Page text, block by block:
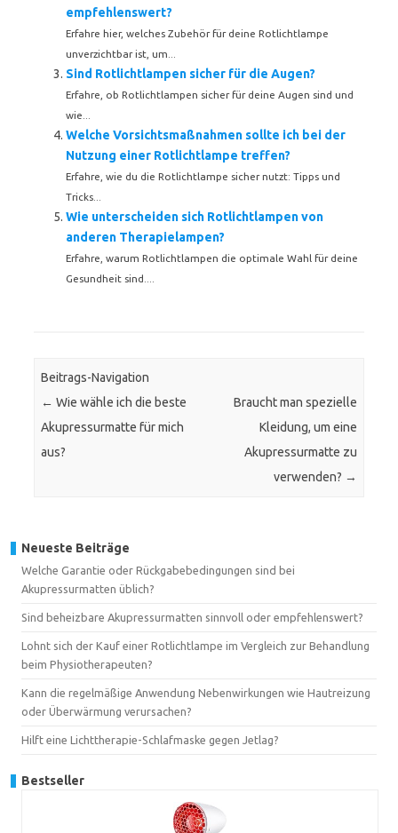
empfehlenswert?
Erfahre hier, welches Zubehör für deine Rotlichtlampe
unverzichtbar ist, um...
Sind Rotlichtlampen sicher für die Augen?
Erfahre, ob Rotlichtlampen sicher für deine Augen sind und
wie...
Welche Vorsichtsmaßnahmen sollte ich bei der
Nutzung einer Rotlichtlampe treffen?
Erfahre, wie du die Rotlichtlampe sicher nutzt: Tipps und
Tricks...
Wie unterscheiden sich Rotlichtlampen von
anderen Therapielampen?
Erfahre, warum Rotlichtlampen die optimale Wahl für deine
Gesundheit sind....
Beitrags-Navigation
← Wie wähle ich die beste
Akupressurmatte für mich
aus?
Braucht man spezielle
Kleidung, um eine
Akupressurmatte zu
verwenden? →
Neueste Beiträge
Welche Garantie oder Rückgabebedingungen sind bei
Akupressurmatten üblich?
Sind beheizbare Akupressurmatten sinnvoll oder empfehlenswert?
Lohnt sich der Kauf einer Rotlichtlampe im Vergleich zur Behandlung
beim Physiotherapeuten?
Kann die regelmäßige Anwendung Nebenwirkungen wie Hautreizung
oder Überwärmung verursachen?
Hilft eine Lichttherapie-Schlafmaske gegen Jetlag?
Bestseller